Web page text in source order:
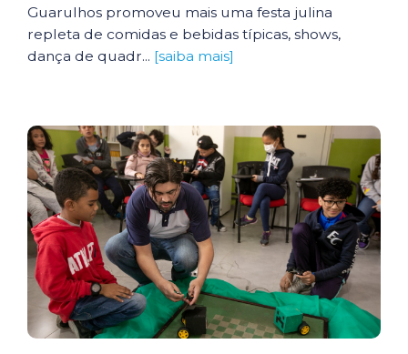
Guarulhos promoveu mais uma festa julina
repleta de comidas e bebidas típicas, shows,
dança de quadr... [saiba mais]